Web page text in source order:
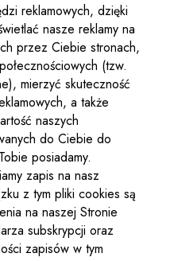
reklamowych, dzięki
nasze reklamy na
przez Ciebie stronach,
(tzw.
mierzyć skuteczność
a także
naszych
do Ciebie do
posiadamy.
zapis na nasz
z tym pliki cookies są
na naszej Stronie
subskrypcji oraz
zapisów w tym